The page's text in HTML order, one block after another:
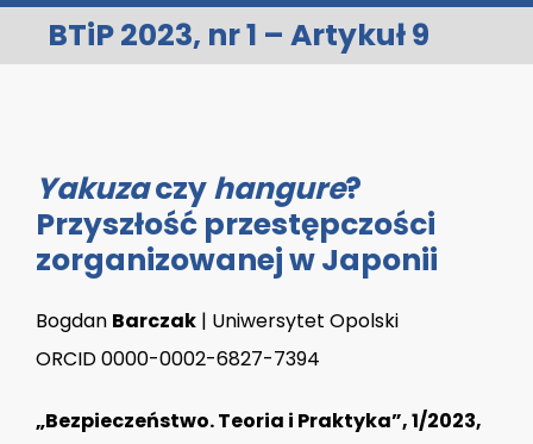
BTiP 2023, nr 1 – Artykuł 9
Yakuzaczyhangure?
Przyszłość przestępczości
zorganizowanej w Japonii
Bogdan Barczak | Uniwersytet Opolski
ORCID 0000-0002-6827-7394
„Bezpieczeństwo. Teoria i Praktyka”, 1/2023,